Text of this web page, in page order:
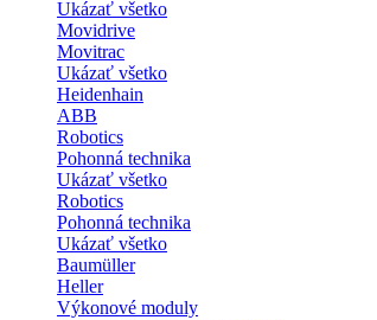
Ukázať všetko
Movidrive
Movitrac
Ukázať všetko
Heidenhain
ABB
Robotics
Pohonná technika
Ukázať všetko
Robotics
Pohonná technika
Ukázať všetko
Baumüller
Heller
Výkonové moduly